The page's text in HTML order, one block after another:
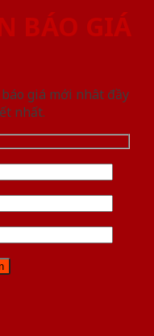
BÁO GIÁ
giá mới nhât đầy
nhất.